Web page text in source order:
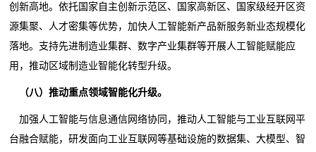
创新高地。依托国家自主创新示范区、国家高新区、国家级经开区资
源集聚、人才密集等优势，加快人工智能新产品新服务新业态规模化
落地。支持先进制造业集群、数字产业集群等开展人工智能赋能应
用，推动区域制造业智能化转型升级。
（八）推动重点领域智能化升级。
加强人工智能与信息通信网络协同，推动人工智能与工业互联网平
台融合赋能，研发面向工业互联网等基础设施的数据集、大模型、智